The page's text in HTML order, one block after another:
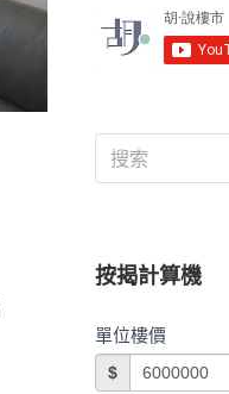
按揭計算機
單位樓價
$